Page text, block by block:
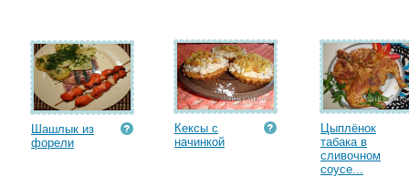
Шашлык из
форели
Кексы с
начинкой
Цыплёнок
табака в
сливочном
соусе...